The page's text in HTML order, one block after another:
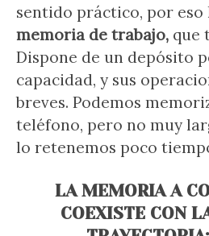
sentido práctico, por eso
memoria de trabajo, que
Dispone de un depósito
capacidad, y sus
breves. Podemos
teléfono, pero no muy
lo retenemos poco
LA MEMORIA A
COEXISTE CON